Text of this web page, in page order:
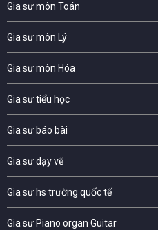
Gia sư môn Toán
Gia sư môn Lý
Gia sư môn Hóa
Gia sư tiểu học
Gia sư báo bài
Gia sư dạy vẽ
Gia sư hs trường quốc tế
Gia sư Piano organ Guitar